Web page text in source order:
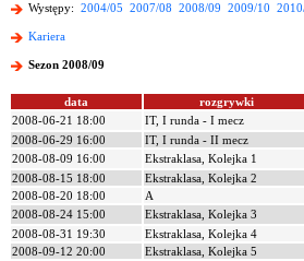
Występy: 2004/05 2007/08 2008/09 2009/10
Kariera
Sezon 2008/09
data rozgrywki
2008-06-21 18:00
IT, I runda - I mecz
2008-06-29 16:00
IT, I runda - II mecz
2008-08-09 16:00
Ekstraklasa, Kolejka 1
2008-08-15 18:00
Ekstraklasa, Kolejka 2
2008-08-20 18:00
A
2008-08-24 15:00
Ekstraklasa, Kolejka 3
2008-08-31 19:30
Ekstraklasa, Kolejka 4
2008-09-12 20:00
Ekstraklasa, Kolejka 5